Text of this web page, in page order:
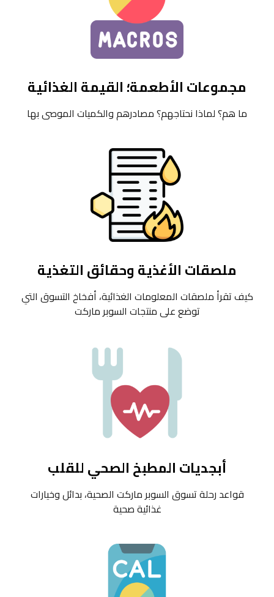
مجموعات الأطعمة؛ القيمة الغذائية
ما هم؟ لماذا نحتاجهم؟ مصادرهم والكميات الموصى بها
ملصقات الأغذية وحقائق التغذية
كيف تقرأ ملصقات المعلومات الغذائية، أفخاخ التسوق التي
توضع على منتجات السوبر ماركت
أبجديات المطبخ الصحي للقلب
قواعد رحلة تسوق السوبر ماركت الصحية، بدائل وخيارات
غذائية صحية